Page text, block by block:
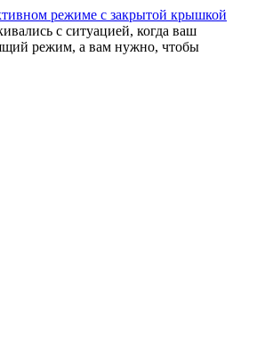
режиме с закрытой крышкой
с ситуацией, когда ваш
режим, а вам нужно, чтобы